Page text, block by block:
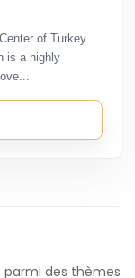
of Turkey
is a highly
parmi des thèmes